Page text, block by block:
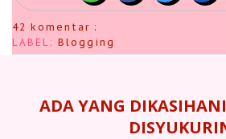
42 komentar :
LABEL: Blogging
ADA YANG